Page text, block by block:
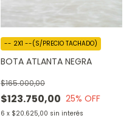
BOTA ATLANTA NEGRA
$123.750,00
$165.000,00
25% OFF
6 x $20.625,00 sin interés
-- 2X1 --(S/PRECIO TACHADO)